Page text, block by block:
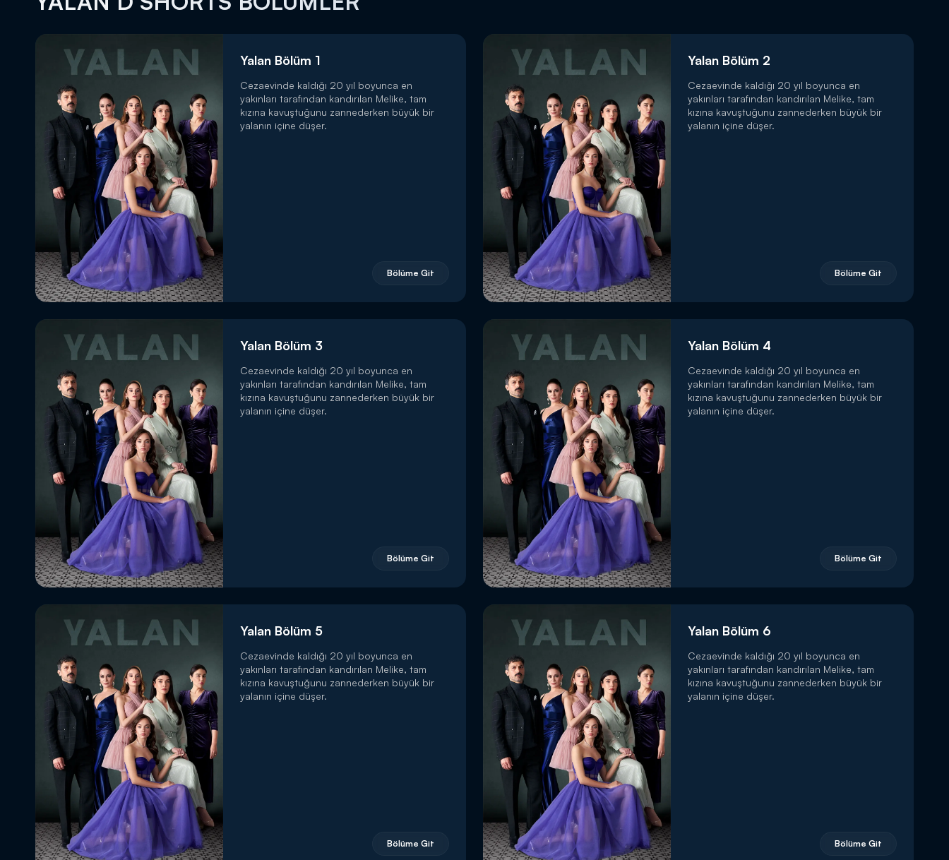
DİĞER SONUÇLAR
Yalan Bölüm 1
Cezaevinde kaldığı 20 yıl boyunca en
yakınları tarafından kandırılan Melike, tam
kızına kavuştuğunu zannederken büyük bir
yalanın içine düşer.
Bölüme Git
Yalan Bölüm 2
Cezaevinde kaldığı 20 yıl boyunca en
yakınları tarafından kandırılan Melike, tam
kızına kavuştuğunu zannederken büyük bir
yalanın içine düşer.
Bölüme Git
Yalan Bölüm 3
Cezaevinde kaldığı 20 yıl boyunca en
yakınları tarafından kandırılan Melike, tam
kızına kavuştuğunu zannederken büyük bir
yalanın içine düşer.
Bölüme Git
Yalan Bölüm 4
Cezaevinde kaldığı 20 yıl boyunca en
yakınları tarafından kandırılan Melike, tam
kızına kavuştuğunu zannederken büyük bir
yalanın içine düşer.
Bölüme Git
Yalan Bölüm 5
Cezaevinde kaldığı 20 yıl boyunca en
yakınları tarafından kandırılan Melike, tam
kızına kavuştuğunu zannederken büyük bir
yalanın içine düşer.
Bölüme Git
Yalan Bölüm 6
Cezaevinde kaldığı 20 yıl boyunca en
yakınları tarafından kandırılan Melike, tam
kızına kavuştuğunu zannederken büyük bir
yalanın içine düşer.
Bölüme Git